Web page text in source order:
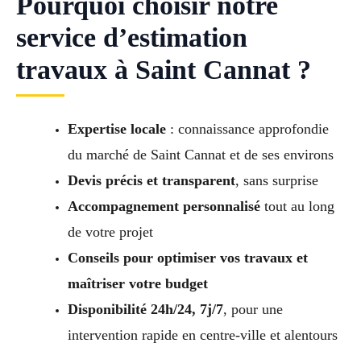
service d’estimation
travaux à Saint Cannat ?
Expertise locale: connaissance approfondie
du marché de Saint Cannat et de ses environs
Devis précis et transparent, sans surprise
Accompagnement personnalisétout au long
de votre projet
Conseils pour optimiser vos travaux et
maîtriser votre budget
Disponibilité 24h/24, 7j/7, pour une
intervention rapide en centre-ville et alentours